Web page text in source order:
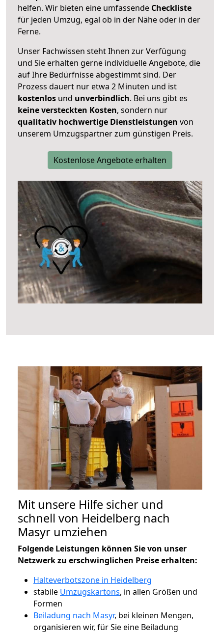
helfen. Wir bieten eine umfassende Checkliste
für jeden Umzug, egal ob in der Nähe oder in der
Ferne.
Unser Fachwissen steht Ihnen zur Verfügung
und Sie erhalten gerne individuelle Angebote, die
auf Ihre Bedürfnisse abgestimmt sind. Der
Prozess dauert nur etwa 2 Minuten und ist
kostenlos und unverbindlich. Bei uns gibt es
keine versteckten Kosten, sondern nur
qualitativ hochwertige Dienstleistungen von
unserem Umzugspartner zum günstigen Preis.
Kostenlose Angebote erhalten
Mit unsere Hilfe sicher und
schnell von Heidelberg nach
Masyr umziehen
Folgende Leistungen können Sie von unser
Netzwerk zu erschwinglichen Preise erhalten:
Halteverbotszone in Heidelberg
stabile Umzugskartons, in allen Größen und
Formen
Beiladung nach Masyr, bei kleinen Mengen,
organisieren wir, für Sie eine Beiladung